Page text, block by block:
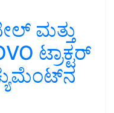
ಮತ್ತು
ಟ್ರಾಕ್ಟರ್